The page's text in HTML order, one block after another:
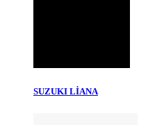
SUZUKI LİANA